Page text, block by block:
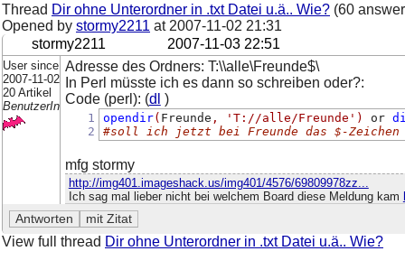
Thread Dir ohne Unterordner in .txt Datei u.ä.. Wie? (60
Opened by stormy2211 at 2007-11-02 21:31
stormy2211
2007-11-03 22:51
User since
2007-11-02
20 Artikel
BenutzerIn
Adresse des Ordners: T:\\alle\Freunde$\
In Perl müsste ich es dann so schreiben oder?:
Code (perl): (dl )
1
2
opendir( Freunde , 'T://alle/Freunde' ) or
#soll ich jetzt bei Freunde das $-Zeichen
mfg stormy
http://img401.imageshack.us/img401/4576/69809978zz...
Ich sag mal lieber nicht bei welchem Board diese Meldung kam
View full thread Dir ohne Unterordner in .txt Datei u.ä.. Wie?